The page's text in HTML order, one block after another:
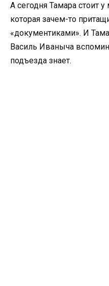
А сегодня Тамара стоит
которая зачем-то
«документиками». И
Василь Иваныча
подъезда знает.